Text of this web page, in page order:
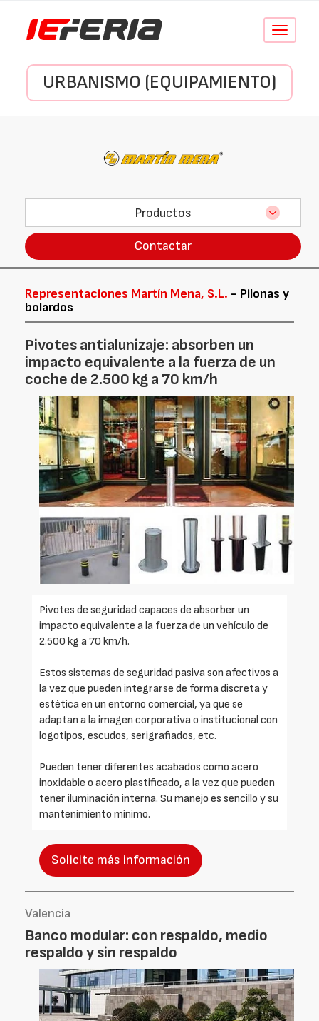
Conmutar
URBANISMO (EQUIPAMIENTO)
Productos
Contactar
Representaciones Martín Mena, S.L. - Pilonas y
bolardos
Pivotes antialunizaje: absorben un
impacto equivalente a la fuerza de un
coche de 2.500 kg a 70 km/h
Pivotes de seguridad capaces de absorber un
impacto equivalente a la fuerza de un vehículo de
2.500 kg a 70 km/h.
Estos sistemas de seguridad pasiva son afectivos a
la vez que pueden integrarse de forma discreta y
estética en un entorno comercial, ya que se
adaptan a la imagen corporativa o institucional con
logotipos, escudos, serigrafiados, etc.
Pueden tener diferentes acabados como acero
inoxidable o acero plastificado, a la vez que pueden
tener iluminación interna. Su manejo es sencillo y su
mantenimiento mínimo.
Solicite más información
Valencia
Banco modular: con respaldo, medio
respaldo y sin respaldo